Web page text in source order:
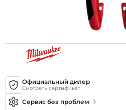
Официальный дилер
Смотреть сертификат
Сервис без проблем